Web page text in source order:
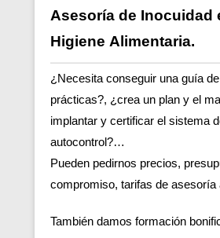
Asesoría de Inocuidad
Higiene Alimentaria.
¿Necesita conseguir una guía
prácticas?, ¿crea un plan y el
implantar y certificar el sistema
autocontrol?…
Pueden pedirnos precios,
compromiso, tarifas de asesoría
También damos formación